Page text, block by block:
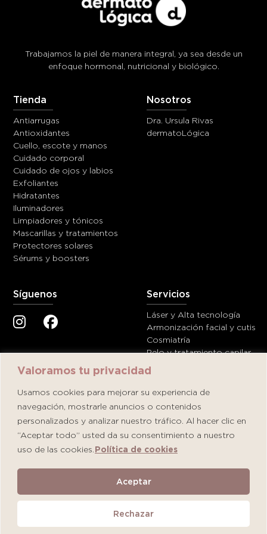
Valoramos tu privacidad
Usamos cookies para mejorar su experiencia de
navegación, mostrarle anuncios o contenidos
personalizados y analizar nuestro tráfico. Al hacer clic en
“Aceptar todo” usted da su consentimiento a nuestro
uso de las cookies. Política de cookies
Rechazar
Aceptar
Trabajamos la piel de manera integral, ya sea desde un
enfoque hormonal, nutricional y biológico.
Tienda
Antiarrugas
Antioxidantes
Cuello, escote y manos
Cuidado corporal
Cuidado de ojos y labios
Exfoliantes
Hidratantes
Iluminadores
Limpiadores y tónicos
Mascarillas y tratamientos
Protectores solares
Sérums y boosters
Nosotros
Dra. Ursula Rivas
dermatoLógica
Síguenos Servicios
Láser y Alta tecnología
Armonización facial y cutis
Cosmiatría
Pelo y tratamiento capilar
Ayuda
Términos y condiciones
Política de privacidad y de
cookies
Contáctanos
+51 908 902 480